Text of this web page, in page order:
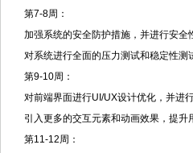
第7-8周：
加强系统的安全防护措施，并进行安全
对系统进行全面的压力测试和稳定性
第9-10周：
对前端界面进行UI/UX设计优化，并进
引入更多的交互元素和动画效果，提升
第11-12周：